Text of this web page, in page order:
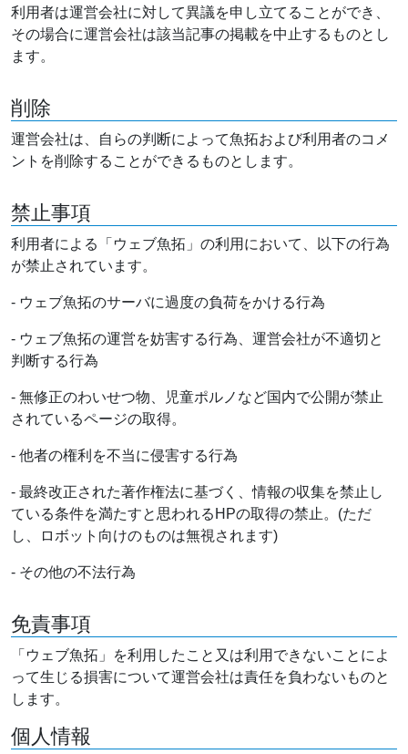
利用者は運営会社に対して異議を申し立てることができ、
その場合に運営会社は該当記事の掲載を中止するものとし
ます。
削除
運営会社は、自らの判断によって魚拓および利用者のコメ
ントを削除することができるものとします。
禁止事項
利用者による「ウェブ魚拓」の利用において、以下の行為
が禁止されています。
- ウェブ魚拓のサーバに過度の負荷をかける行為
- ウェブ魚拓の運営を妨害する行為、運営会社が不適切と
判断する行為
- 無修正のわいせつ物、児童ポルノなど国内で公開が禁止
されているページの取得。
- 他者の権利を不当に侵害する行為
- 最終改正された著作権法に基づく、情報の収集を禁止し
ている条件を満たすと思われるHPの取得の禁止。(ただ
し、ロボット向けのものは無視されます)
- その他の不法行為
免責事項
「ウェブ魚拓」を利用したこと又は利用できないことによ
って生じる損害について運営会社は責任を負わないものと
します。
個人情報